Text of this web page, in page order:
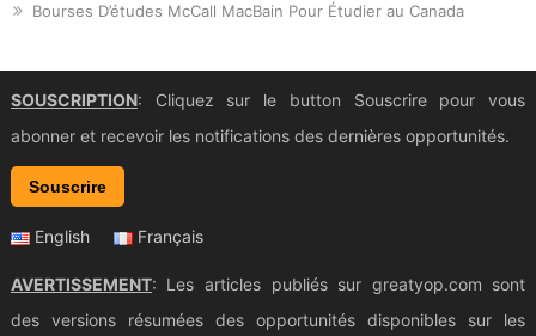
Bourses D’études McCall MacBain Pour Étudier au Canada
SOUSCRIPTION: Cliquez sur le button Souscrire pour vous
abonner et recevoir les notifications des dernières opportunités.
Souscrire
English Français
AVERTISSEMENT: Les articles publiés sur greatyop.com sont
des versions résumées des opportunités disponibles sur les